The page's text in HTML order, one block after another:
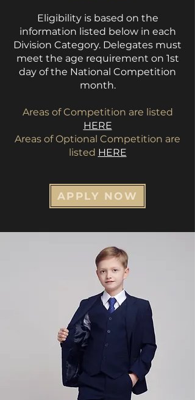
Eligibility is based on the
information listed below in each
Division Category. Delegates must
meet the age requirement on 1st
day of the National Competition
month.
Areas of Competition are listed
HERE
Areas of Optional Competition are
listed HERE
APPLY NOW